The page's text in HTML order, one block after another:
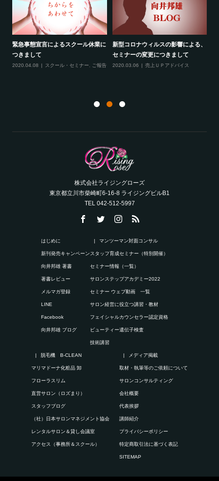
緊急事態宣言によるスクール休業に
つきまして
2020.04.08 スクール・セミナー, ご報告
新型コロナウィルスの影響による、
セミナーの変更につきまして
2020.03.06 売上ＵＰアドバイス
株式会社ライジングローズ
東京都立川市柴崎町6-16-8 ライジングビルB1
TEL 042-512-5997
はじめに
新刊発売キャンペーン
向井邦雄 著書
著書レビュー
メルマガ登録
LINE
Facebook
向井邦雄 ブログ
マンツーマン対面コンサル
スタッフ育成セミナー（特別開催）
セミナー情報（一覧）
サロンステップアカデミー2022
セミナー ウェブ動画 一覧
サロン経営に役立つ講習・教材
フェイシャルカウンセラー認定資格
ビューティー遺伝子検査
技術講習
脱毛機 B-CLEAN
マリマドーナ化粧品 卸
フローラスリム
直営サロン（ロズまり）
スタッフブログ
（社）日本サロンマネジメント協会
レンタルサロン＆貸し会議室
アクセス（事務所＆スクール）
メディア掲載
取材・執筆等のご依頼について
サロンコンサルティング
会社概要
代表挨拶
講師紹介
プライバシーポリシー
特定商取引法に基づく表記
SITEMAP